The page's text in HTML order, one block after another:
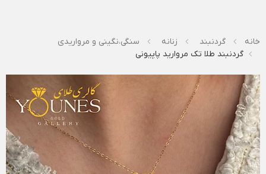
خانه گردنبند زنانه
سنگی،نگینی و مرواریدی
گردنبند طلا تک مروارید پاپیونی